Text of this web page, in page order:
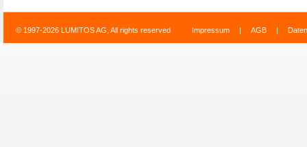
© 1997-2026 LUMITOS AG, All rights reserved Impressum | AGB |